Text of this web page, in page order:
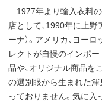
1977年より輸入衣料
店として、1990年に上
ーナ）。アメリカ、ヨー
レクトが自慢のインポ
品や、オリジナル商品を
の選別眼から生まれた
っておりません。気に入